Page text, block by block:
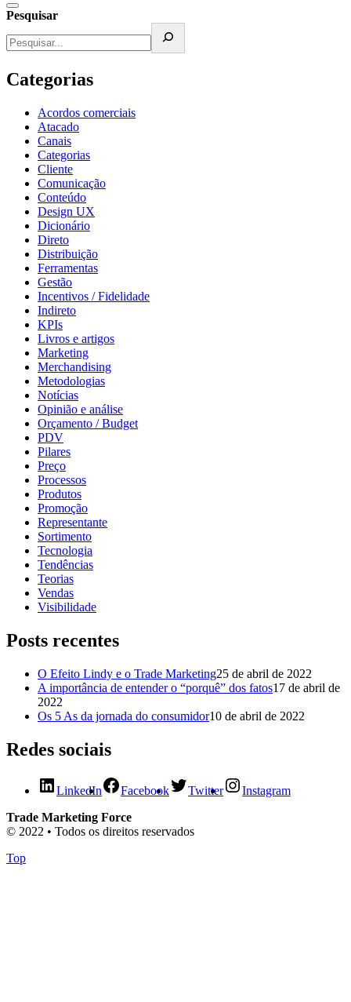
Pesquisar
Categorias
Acordos comerciais
Atacado
Canais
Categorias
Cliente
Comunicação
Conteúdo
Design UX
Dicionário
Direto
Distribuição
Ferramentas
Gestão
Incentivos / Fidelidade
Indireto
KPIs
Livros e artigos
Marketing
Merchandising
Metodologias
Notícias
Opinião e análise
Orçamento / Budget
PDV
Pilares
Preço
Processos
Produtos
Promoção
Representante
Sortimento
Tecnologia
Tendências
Teorias
Vendas
Visibilidade
Posts recentes
O Efeito Lindy e o Trade Marketing25 de abril de 2022
A importância de entender o “porquê” dos fatos17 de abril de
2022
Os 5 As da jornada do consumidor10 de abril de 2022
Redes sociais
LinkedIn Facebook Twitter
Instagram
Trade Marketing Force
© 2022 • Todos os direitos reservados
Top